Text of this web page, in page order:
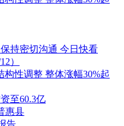
持密切沟通 今日快看
）
构性调整 整体涨幅30%起
至60.3亿
惠县
告